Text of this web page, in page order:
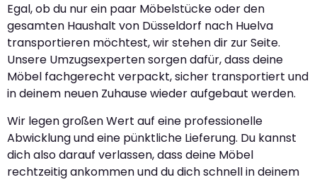
Egal, ob du nur ein paar Möbelstücke oder den
gesamten Haushalt von Düsseldorf nach Huelva
transportieren möchtest, wir stehen dir zur Seite.
Unsere Umzugsexperten sorgen dafür, dass deine
Möbel fachgerecht verpackt, sicher transportiert und
in deinem neuen Zuhause wieder aufgebaut werden.
Wir legen großen Wert auf eine professionelle
Abwicklung und eine pünktliche Lieferung. Du kannst
dich also darauf verlassen, dass deine Möbel
rechtzeitig ankommen und du dich schnell in deinem